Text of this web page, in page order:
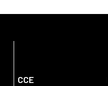
CCE